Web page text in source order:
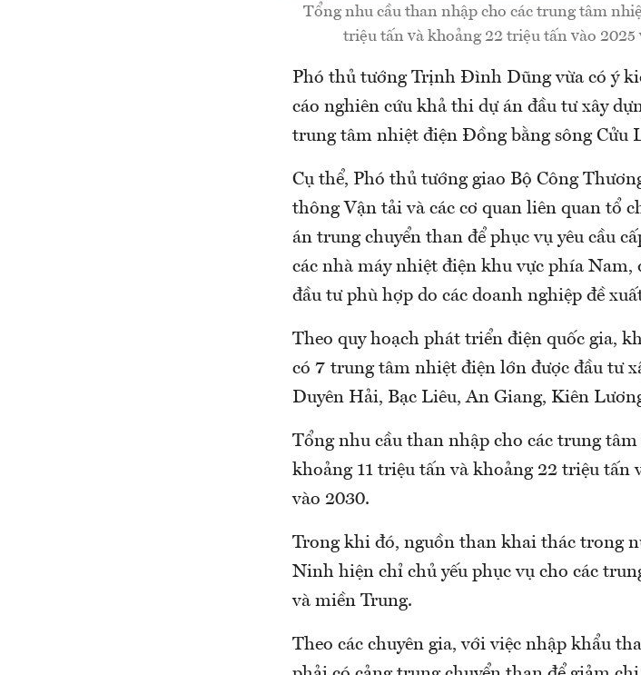
Tổng nhu cầu than nhập cho các trung tâm
triệu tấn và khoảng 22 triệu tấn vào
Phó thủ tướng Trịnh Đình Dũng vừa có ý
cáo nghiên cứu khả thi dự án đầu tư xây
trung tâm nhiệt điện Đồng bằng sông Cửu
Cụ thể, Phó thủ tướng giao Bộ Công
thông Vận tải và các cơ quan liên quan tổ
án trung chuyển than để phục vụ yêu cầu
các nhà máy nhiệt điện khu vực phía Nam,
đầu tư phù hợp do các doanh nghiệp đề
Theo quy hoạch phát triển điện quốc gia,
có 7 trung tâm nhiệt điện lớn được đầu tư
Duyên Hải, Bạc Liêu, An Giang, Kiên
Tổng nhu cầu than nhập cho các trung
khoảng 11 triệu tấn và khoảng 22 triệu tấn
vào 2030.
Trong khi đó, nguồn than khai thác trong
Ninh hiện chỉ chủ yếu phục vụ cho các
và miền Trung.
Theo các chuyên gia, với việc nhập khẩu